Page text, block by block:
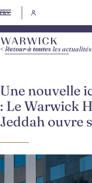
FR
Une nouvelle
: Le Warwick
Jeddah ouvre
Retour à toutes les actualités